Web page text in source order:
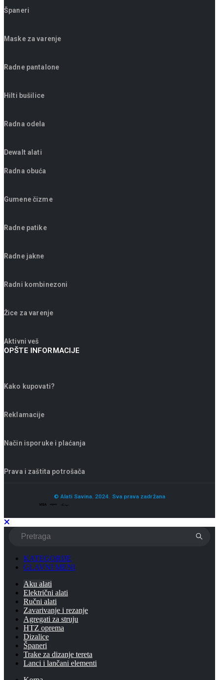
Španeri
Maske za varenje
Radne pantalone
Hilti bušilice
Radna odela
Dewalt alati
Radna obuća
Gumene čizme
Radne patike
Radne jakne
Radni kombinezoni
Žice za varenje
Aktivni veš
OPŠTE INFORMACIJE
Kako kupovati?
Reklamacije
Način isporuke i plaćanja
Prava i zaštita potrošača
© Alati Savina. 2024. Sva prava zadržana
KATEGORIJE
GLAVNI MENI
Aku alati
Električni alati
Ručni alati
Zavarivanje i rezanje
Agregati za struju
HTZ oprema
Dizalice
Španeri
Trake za dizanje tereta
Lanci i lančani elementi